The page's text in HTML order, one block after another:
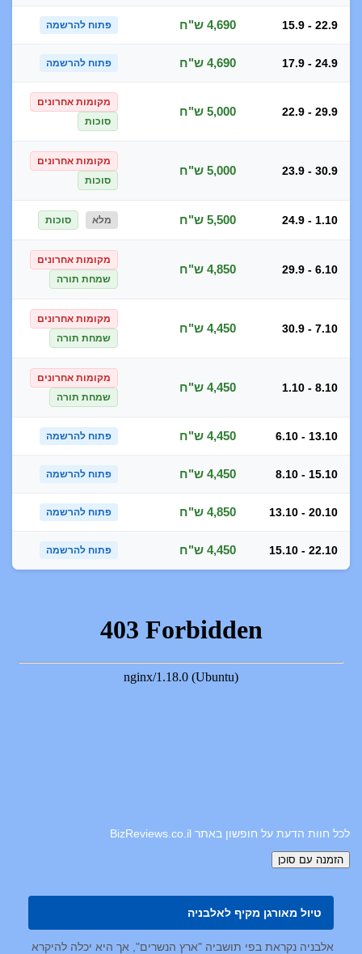
15.9 - 22.9 4,690 ש"ח פתוח להרשמה
17.9 - 24.9 4,690 ש"ח פתוח להרשמה
22.9 - 29.9 5,000 ש"ח
מקומות אחרונים
סוכות
23.9 - 30.9 5,000 ש"ח
מקומות אחרונים
סוכות
24.9 - 1.10 5,500 ש"ח מלא סוכות
29.9 - 6.10 4,850 ש"ח
מקומות אחרונים
שמחת תורה
30.9 - 7.10 4,450 ש"ח
מקומות אחרונים
שמחת תורה
1.10 - 8.10 4,450 ש"ח
מקומות אחרונים
שמחת תורה
6.10 - 13.10 4,450 ש"ח פתוח להרשמה
8.10 - 15.10 4,450 ש"ח פתוח להרשמה
13.10 - 20.10 4,850 ש"ח פתוח להרשמה
15.10 - 22.10 4,450 ש"ח פתוח להרשמה
לכל חוות הדעת על חופשון באתר BizReviews.co.il
טיול מאורגן מקיף לאלבניה
אלבניה נקראת בפי תושביה "ארץ הנשרים", אך היא יכלה להיקרא